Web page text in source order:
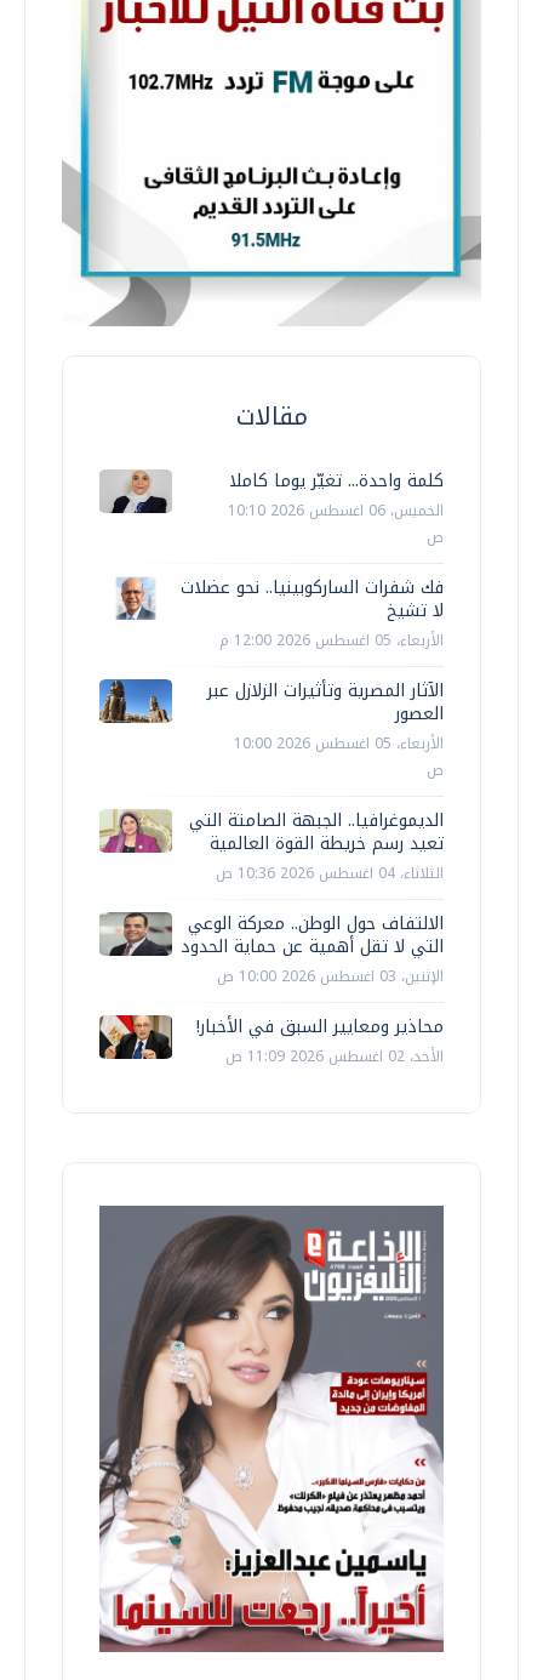
مقالات
كلمة واحدة... تغيّر يوما كاملا
الخميس، 06 اغسطس 2026 10:10
ص
فك شفرات الساركوبينيا.. نحو عضلات
لا تشيخ
الأربعاء، 05 اغسطس 2026 12:00 م
الآثار المصرية وتأثيرات الزلازل عبر
العصور
الأربعاء، 05 اغسطس 2026 10:00
ص
الديموغرافيا.. الجبهة الصامتة التي
تعيد رسم خريطة القوة العالمية
الثلاثاء، 04 اغسطس 2026 10:36 ص
الالتفاف حول الوطن.. معركة الوعي
التي لا تقل أهمية عن حماية الحدود
الإثنين، 03 اغسطس 2026 10:00 ص
محاذير ومعايير السبق في الأخبار!
الأحد، 02 اغسطس 2026 11:09 ص